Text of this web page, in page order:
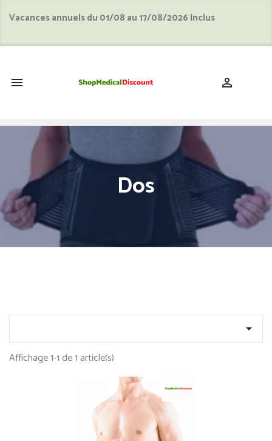
Vacances annuels du 01/08 au 17/08/2026 Inclus
 
Dos

Affichage 1-1 de 1 article(s)